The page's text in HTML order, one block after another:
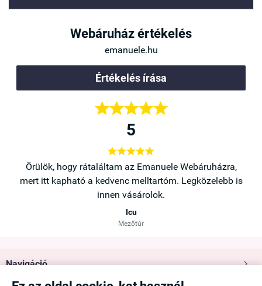
Webáruház értékelés
emanuele.hu
Értékelés írása

5

Örülök, hogy rátaláltam az Emanuele Webáruházra,
mert itt kapható a kedvenc melltartóm. Legközelebb is
innen vásárolok.
Icu
Mezőtúr
Navigáció 